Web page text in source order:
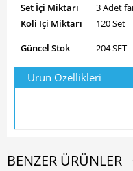
Set İçi Miktarı
3 Adet
Koli Içi Miktarı
120 Set
Güncel Stok
204 SET
Ürün Özellikleri
BENZER ÜRÜNLER